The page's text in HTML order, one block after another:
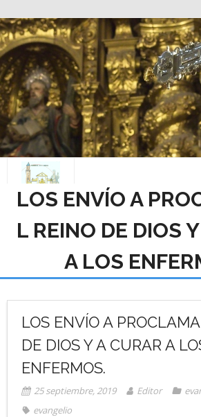
Saltar
al
contenido
LOS ENVÍO A
L REINO DE DIOS
A LOS
LOS ENVÍO A
DE DIOS Y A CURAR A
ENFERMOS.
25 septiembre, 2019 Editor
evangelio